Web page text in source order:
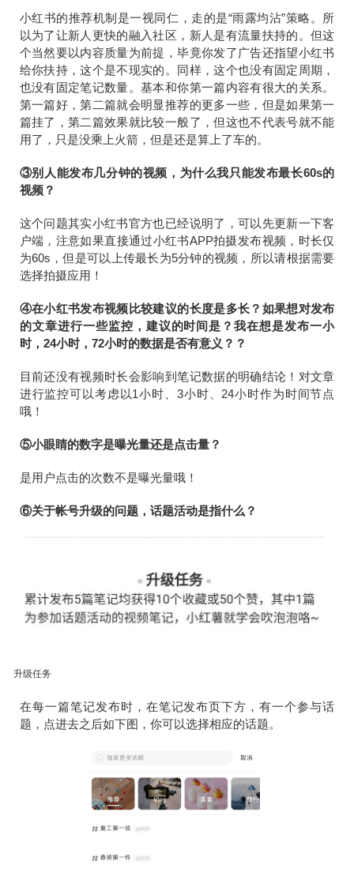
小红书的推荐机制是一视同仁，走的是“雨露均沾”策略。所
以为了让新人更快的融入社区，新人是有流量扶持的。但这
个当然要以内容质量为前提，毕竟你发了广告还指望小红书
给你扶持，这个是不现实的。同样，这个也没有固定周期，
也没有固定笔记数量。基本和你第一篇内容有很大的关系。
第一篇好，第二篇就会明显推荐的更多一些，但是如果第一
篇挂了，第二篇效果就比较一般了，但这也不代表号就不能
用了，只是没乘上火箭，但是还是算上了车的。
③别人能发布几分钟的视频，为什么我只能发布最长60s的
视频？
这个问题其实小红书官方也已经说明了，可以先更新一下客
户端，注意如果直接通过小红书APP拍摄发布视频，时长仅
为60s，但是可以上传最长为5分钟的视频，所以请根据需要
选择拍摄应用！
④在小红书发布视频比较建议的长度是多长？如果想对发布
的文章进行一些监控，建议的时间是？我在想是发布一小
时，24小时，72小时的数据是否有意义？？
目前还没有视频时长会影响到笔记数据的明确结论！对文章
进行监控可以考虑以1小时、3小时、24小时作为时间节点
哦！
⑤小眼睛的数字是曝光量还是点击量？
是用户点击的次数不是曝光量哦！
⑥关于帐号升级的问题，话题活动是指什么？
升级任务
在每一篇笔记发布时，在笔记发布页下方，有一个参与话
题，点进去之后如下图，你可以选择相应的话题。